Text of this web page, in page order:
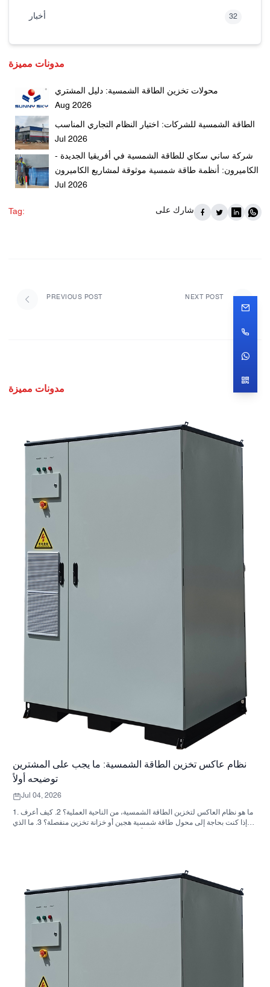
أخبار 32
مدونات مميزة
محولات تخزين الطاقة الشمسية: دليل المشتري
Aug 2026
الطاقة الشمسية للشركات: اختيار النظام التجاري المناسب
Jul 2026
شركة ساني سكاي للطاقة الشمسية في أفريقيا الجديدة -
الكاميرون: أنظمة طاقة شمسية موثوقة لمشاريع الكاميرون
Jul 2026
Tag: شارك على
PREVIOUS POST NEXT POST
مدونات مميزة
نظام عاكس تخزين الطاقة الشمسية: ما يجب على المشترين
توضيحه أولاً
Jul 04, 2026
1. ما هو نظام العاكس لتخزين الطاقة الشمسية، من الناحية العملية؟ 2. كيف أعرف
ما إذا كنت بحاجة إلى محول طاقة شمسية هجين أو خزانة تخزين منفصلة؟ 3. ما الذي